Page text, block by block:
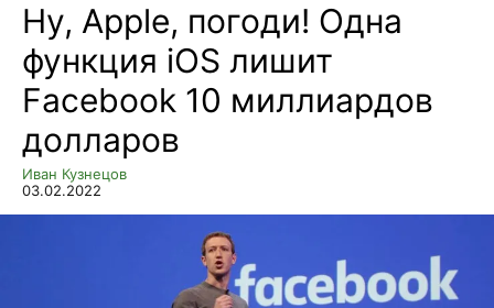
Ну, Apple, погоди! Одна
функция iOS лишит
Facebook 10 миллиардов
долларов
Иван Кузнецов
03.02.2022